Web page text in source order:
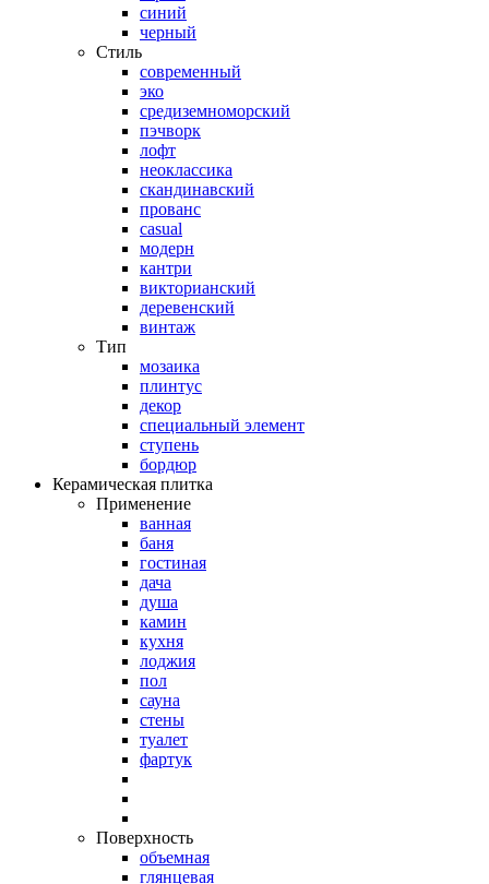
синий
черный
Стиль
современный
эко
средиземноморский
пэчворк
лофт
неоклассика
скандинавский
прованс
casual
модерн
кантри
викторианский
деревенский
винтаж
Тип
мозаика
плинтус
декор
специальный элемент
ступень
бордюр
Керамическая плитка
Применение
ванная
баня
гостиная
дача
душа
камин
кухня
лоджия
пол
сауна
стены
туалет
фартук
Поверхность
объемная
глянцевая